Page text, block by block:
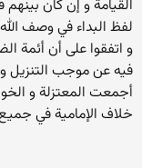
القيامة و إن كان
لفظ البداء في وصف
و اتفقوا على أن أئمة
فيه عن موجب التنزيل
أجمعت المعتزلة و
خلاف الإمامية في